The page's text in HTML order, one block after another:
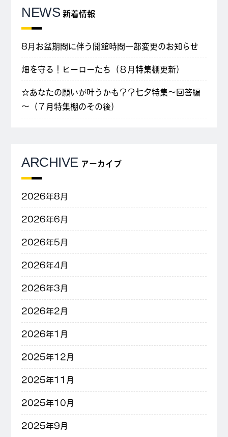
NEWS 新着情報
8月お盆期間に伴う開館時間一部変更のお知らせ
畑を守る！ヒーローたち（８月特集棚更新）
☆あなたの願いが叶うかも？？七夕特集～回答編
～（７月特集棚のその後）
ARCHIVE アーカイブ
2026年8月
2026年6月
2026年5月
2026年4月
2026年3月
2026年2月
2026年1月
2025年12月
2025年11月
2025年10月
2025年9月